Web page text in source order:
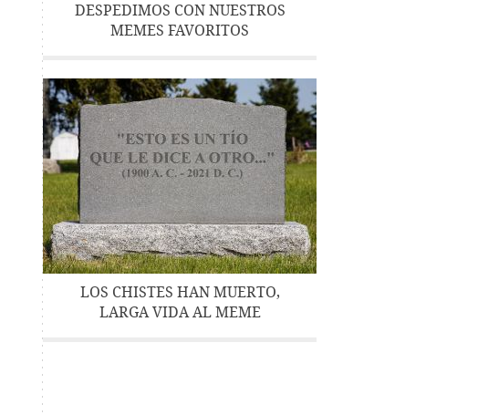
DESPEDIMOS CON NUESTROS
MEMES FAVORITOS
LOS CHISTES HAN MUERTO,
LARGA VIDA AL MEME